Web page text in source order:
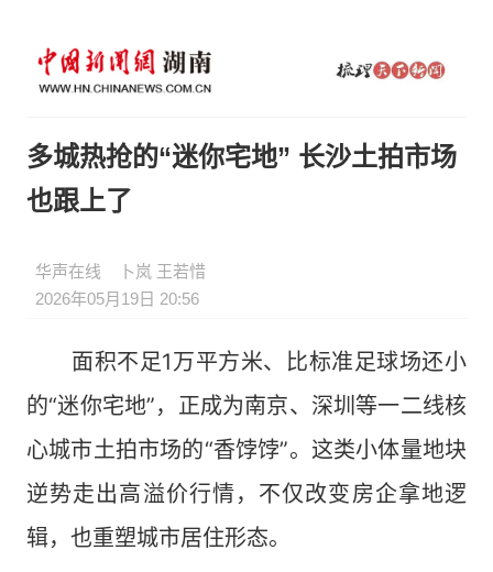
多城热抢的“迷你宅地” 长沙土拍市场
也跟上了
华声在线
卜岚 王若惜
2026年05月19日 20:56
面积不足1万平方米、比标准足球场还小
的“迷你宅地”，正成为南京、深圳等一二线核
心城市土拍市场的“香饽饽”。这类小体量地块
逆势走出高溢价行情，不仅改变房企拿地逻
辑，也重塑城市居住形态。